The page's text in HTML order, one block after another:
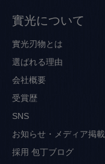
實光について
實光刃物とは
選ばれる理由
会社概要
受賞歴
SNS
お知らせ・メディア掲載
採用 包丁ブログ